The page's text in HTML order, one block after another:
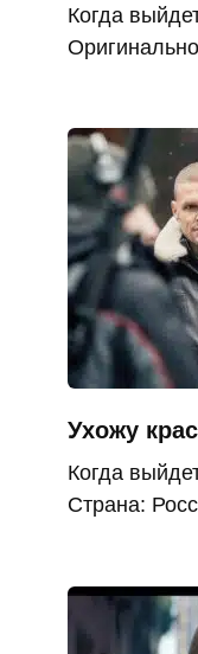
Когда
Ухожу
Когда
Страна: